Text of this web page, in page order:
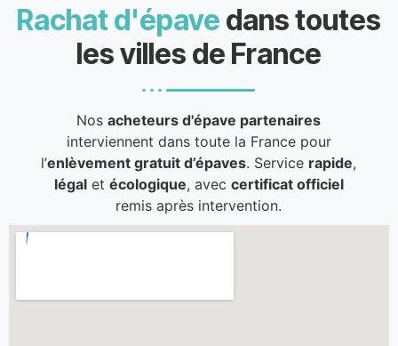
Rachat d'épave dans toutes
les villes de France
Nosacheteurs d'épave partenaires
interviennent dans toute la France pour
l’enlèvement gratuit d’épaves. Service rapide,
légalet écologique, avec certificat officiel
remis après intervention.